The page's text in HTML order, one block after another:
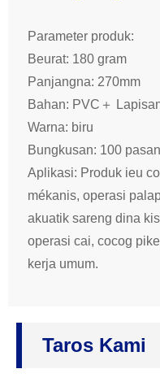
Parameter produk:
Beurat: 180 gram
Panjangna: 270mm
Bahan: PVC＋
Warna: biru
Bungkusan: 100
Aplikasi: Produk ieu
mékanis, operasi
akuatik sareng dina
operasi cai, cocog
kerja umum.
Taros Kami